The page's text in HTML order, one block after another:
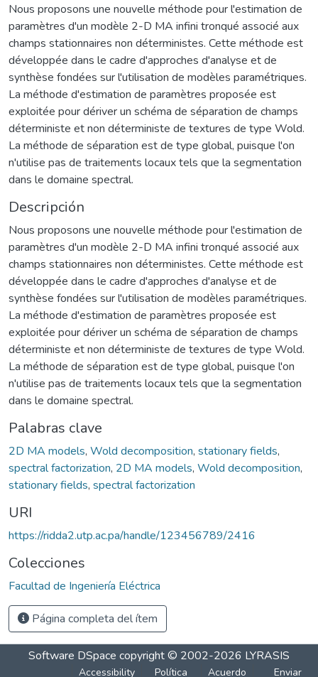
Nous proposons une nouvelle méthode pour l'estimation de
paramètres d'un modèle 2-D MA infini tronqué associé aux
champs stationnaires non déterministes. Cette méthode est
développée dans le cadre d'approches d'analyse et de
synthèse fondées sur l'utilisation de modèles paramétriques.
La méthode d'estimation de paramètres proposée est
exploitée pour dériver un schéma de séparation de champs
déterministe et non déterministe de textures de type Wold.
La méthode de séparation est de type global, puisque l'on
n'utilise pas de traitements locaux tels que la segmentation
dans le domaine spectral.
Descripción
Nous proposons une nouvelle méthode pour l'estimation de
paramètres d'un modèle 2-D MA infini tronqué associé aux
champs stationnaires non déterministes. Cette méthode est
développée dans le cadre d'approches d'analyse et de
synthèse fondées sur l'utilisation de modèles paramétriques.
La méthode d'estimation de paramètres proposée est
exploitée pour dériver un schéma de séparation de champs
déterministe et non déterministe de textures de type Wold.
La méthode de séparation est de type global, puisque l'on
n'utilise pas de traitements locaux tels que la segmentation
dans le domaine spectral.
Palabras clave
2D MA models, Wold decomposition, stationary fields,
spectral factorization, 2D MA models, Wold decomposition,
stationary fields, spectral factorization
URI
https://ridda2.utp.ac.pa/handle/123456789/2416
Colecciones
Facultad de Ingeniería Eléctrica
Página completa del ítem
Software DSpace copyright © 2002-2026 LYRASIS
Accessibility Política Acuerdo Enviar